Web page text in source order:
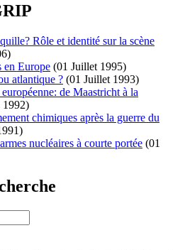
Rôle et identité sur la scène
en Europe (01 Juillet 1995)
atlantique ? (01 Juillet 1993)
de Maastricht à la
1992)
chimiques après la guerre du
nucléaires à courte portée (01